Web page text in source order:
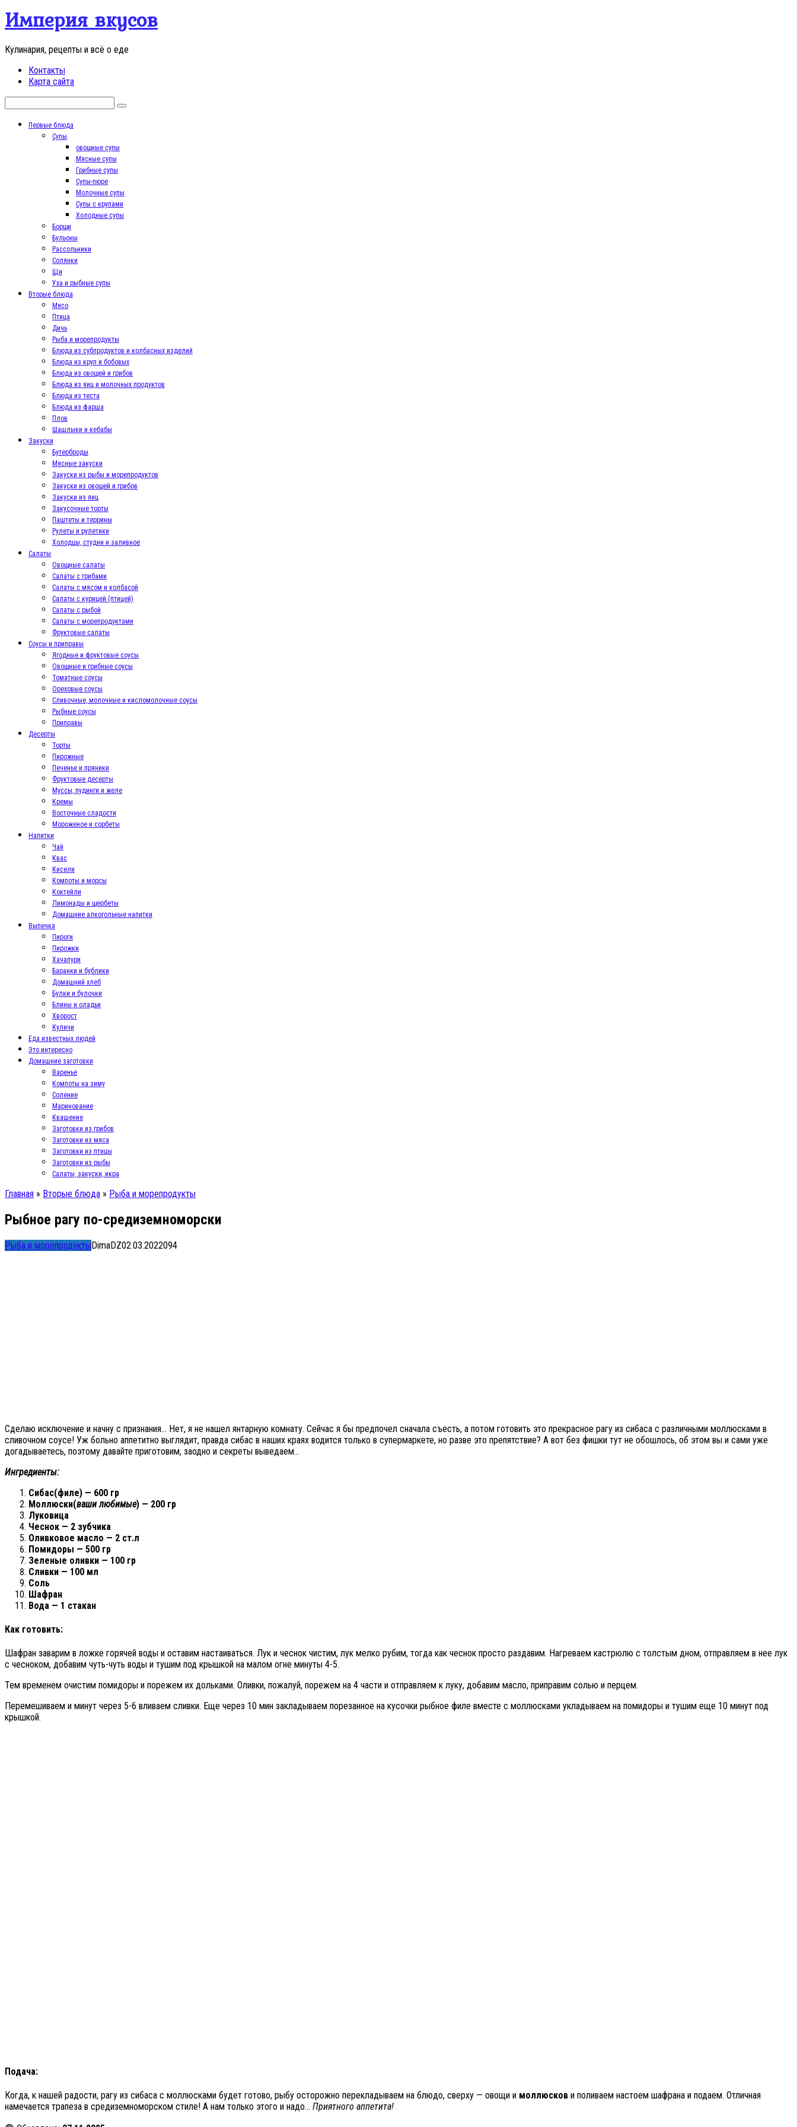
Перейти
контенту
Империя вкусов
Кулинария, рецепты и всё о еде
Контакты
Карта сайта
Первые блюда
Супы
овощные супы
Мясные супы
Грибные супы
Супы-пюре
Молочные супы
Супы с крупами
Холодные супы
Борщи
Бульоны
Рассольники
Солянки
Щи
Уха и рыбные супы
Вторые блюда
Мясо
Птица
Дичь
Рыба и морепродукты
Блюда из субпродуктов и колбасных изделий
Блюда из круп и бобовых
Блюда из овощей и грибов
Блюда из яиц и молочных продуктов
Блюда из теста
Блюда из фарша
Плов
Шашлыки и кебабы
Закуски
Бутерброды
Мясные закуски
Закуски из рыбы и морепродуктов
Закуски из овощей и грибов
Закуски из яиц
Закусочные торты
Паштеты и террины
Рулеты и рулетики
Холодцы, студни и заливное
Салаты
Овощные салаты
Салаты с грибами
Салаты с мясом и колбасой
Салаты с курицей (птицей)
Салаты с рыбой
Салаты с морепродуктами
Фруктовые салаты
Соусы и приправы
Ягодные и фруктовые соусы
Овощные и грибные соусы
Томатные соусы
Ореховые соусы
Сливочные, молочные и кисломолочные соусы
Рыбные соусы
Приправы
Десерты
Торты
Пирожные
Печенье и пряники
Фруктовые десерты
Муссы, пудинги и желе
Кремы
Восточные сладости
Мороженое и сорбеты
Напитки
Чай
Квас
Кисели
Компоты и морсы
Коктейли
Лимонады и щербеты
Домашние алкогольные напитки
Выпечка
Пироги
Пирожки
Хачапури
Баранки и бублики
Домашний хлеб
Булки и булочки
Блины и оладьи
Хворост
Куличи
Еда известных людей
Это интересно
Домашние заготовки
Варенье
Компоты на зиму
Соление
Маринование
Квашение
Заготовки из грибов
Заготовки из мяса
Заготовки из птицы
Заготовки из рыбы
Салаты, закуски, икра
Главная » Вторые блюда » Рыба и морепродукты
Рыбное рагу по-средиземноморски
Рыба и морепродуктыDimaDZ02.03.2022094
Сделаю исключение и начну с признания… Нет, я не нашел янтарную комнату. Сейчас я бы предпочел сначала съесть, а потом готовить это прекрасное рагу из сибаса с различными моллюсками в
сливочном соусе! Уж больно аппетитно выглядит, правда сибас в наших краях водится только в супермаркете, но разве это препятствие? А вот без фишки тут не обошлось, об этом вы и сами уже
догадываетесь, поэтому давайте приготовим, заодно и секреты выведаем…
Ингредиенты:
Сибас(филе) — 600 гр
Моллюски(ваши любимые) — 200 гр
Луковица
Чеснок — 2 зубчика
Оливковое масло — 2 ст.л
Помидоры — 500 гр
Зеленые оливки — 100 гр
Сливки — 100 мл
Соль
Шафран
Вода — 1 стакан
Как готовить:
Шафран заварим в ложке горячей воды и оставим настаиваться. Лук и чеснок чистим, лук мелко рубим, тогда как чеснок просто раздавим. Нагреваем кастрюлю с толстым дном, отправляем в нее лук
с чесноком, добавим чуть-чуть воды и тушим под крышкой на малом огне минуты 4-5.
Тем временем очистим помидоры и порежем их дольками. Оливки, пожалуй, порежем на 4 части и отправляем к луку, добавим масло, приправим солью и перцем.
Перемешиваем и минут через 5-6 вливаем сливки. Еще через 10 мин закладываем порезанное на кусочки рыбное филе вместе с моллюсками укладываем на помидоры и тушим еще 10 минут под
крышкой.
Подача:
Когда, к нашей радости, рагу из сибаса с моллюсками будет готово, рыбу осторожно перекладываем на блюдо, сверху — овощи и моллюсков и поливаем настоем шафрана и подаем. Отличная
намечается трапеза в средиземноморском стиле! А нам только этого и надо… Приятного аппетита!